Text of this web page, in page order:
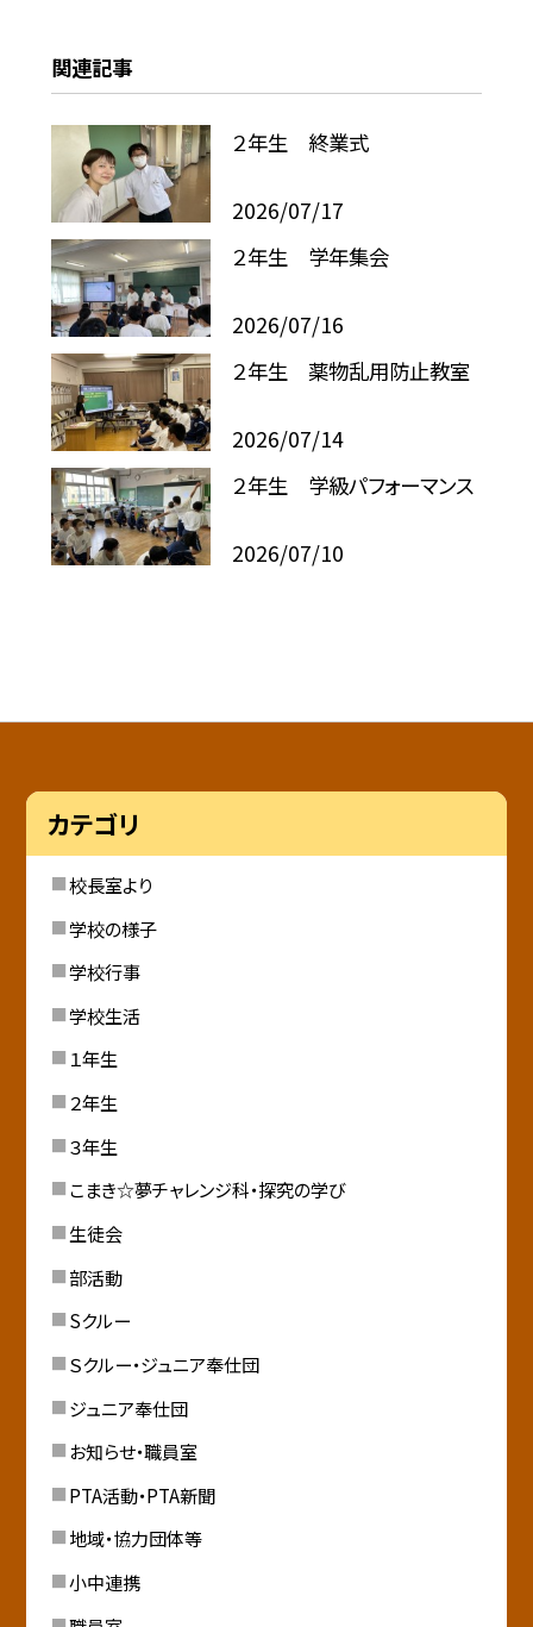
関連記事
２年生 終業式
2026/07/17
２年生 学年集会
2026/07/16
２年生 薬物乱用防止教室
2026/07/14
２年生 学級パフォーマンス
2026/07/10
カテゴリ
校長室より
学校の様子
学校行事
学校生活
１年生
２年生
３年生
こまき☆夢チャレンジ科・探究の学び
生徒会
部活動
Sクルー
Ｓクルー・ジュニア奉仕団
ジュニア奉仕団
お知らせ・職員室
PTA活動・PTA新聞
地域・協力団体等
小中連携